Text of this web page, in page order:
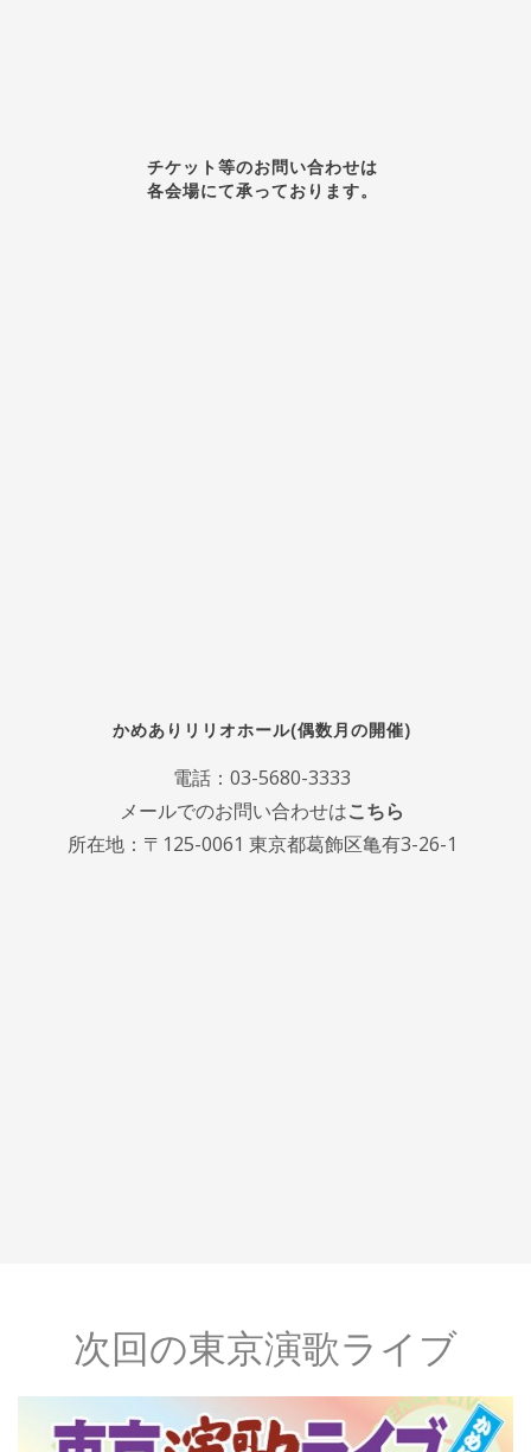
チケット等のお問い合わせは
各会場にて承っております。
かめありリリオホール(偶数月の開催)
電話：03-5680-3333
メールでのお問い合わせはこちら
所在地：〒125-0061 東京都葛飾区亀有3-26-1
次回の東京演歌ライブ